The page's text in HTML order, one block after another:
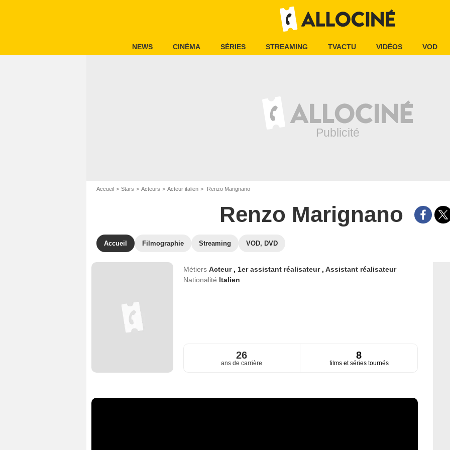
NEWS CINÉMA SÉRIES STREAMING TVACTU VIDÉOS VOD
Accueil Stars Acteurs Acteur italien Renzo Marignano
Renzo Marignano
Accueil Filmographie Streaming VOD, DVD
Métiers Acteur , 1er assistant réalisateur , Assistant réalisateur
Nationalité Italien
26
ans de carrière
8
films et séries tournés